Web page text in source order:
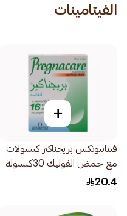
الفيتامينات
+
فيتابيوتكس بريجناكير كبسولات
مع حمض الفوليك 30كبسولة
20.4